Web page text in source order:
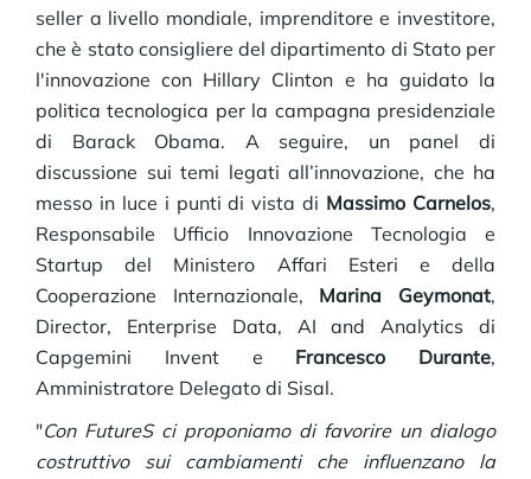
seller a livello mondiale, imprenditore e investitore,
che è stato consigliere del dipartimento di Stato per
l'innovazione con Hillary Clinton e ha guidato la
politica tecnologica per la campagna presidenziale
di Barack Obama. A seguire, un panel di
discussione sui temi legati all’innovazione, che ha
messo in luce i punti di vista di Massimo Carnelos,
Responsabile Ufficio Innovazione Tecnologia e
Startup del Ministero Affari Esteri e della
Cooperazione Internazionale, Marina Geymonat,
Director, Enterprise Data, AI and Analytics di
Capgemini Invent e Francesco Durante,
Amministratore Delegato di Sisal.
"Con FutureS ci proponiamo di favorire un dialogo
costruttivo sui cambiamenti che influenzano la